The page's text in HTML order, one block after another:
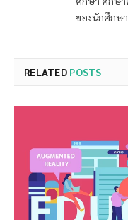
ของนักศึกษ
RELATED POSTS